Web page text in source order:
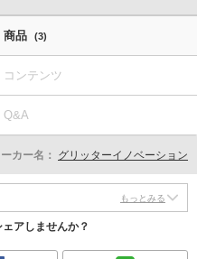
商品 (3)
コンテンツ
Q&A
カー名： グリッターイノベーション
もっとみる
アしませんか？